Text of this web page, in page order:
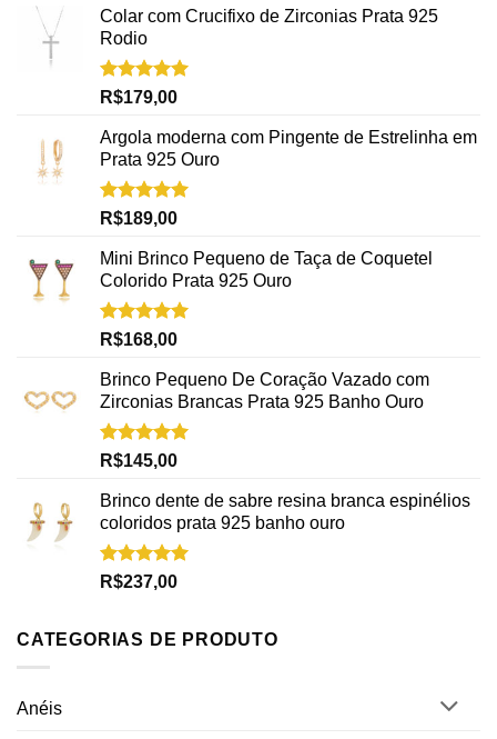
Colar com Crucifixo de Zirconias Prata 925
Rodio
Avaliação
R$179,00
Argola moderna com Pingente de Estrelinha em
Prata 925 Ouro
Avaliação
R$189,00
Mini Brinco Pequeno de Taça de Coquetel
Colorido Prata 925 Ouro
Avaliação
R$168,00
Brinco Pequeno De Coração Vazado com
Zirconias Brancas Prata 925 Banho Ouro
Avaliação
R$145,00
Brinco dente de sabre resina branca espinélios
coloridos prata 925 banho ouro
Avaliação
R$237,00
CATEGORIAS DE PRODUTO
Anéis